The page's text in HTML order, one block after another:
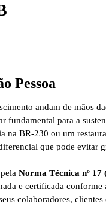
Pessoa
andam de mãos
fundamental para a
na BR-230 ou um
que pode evitar
Norma Técnica nº 17
e certificada conforme
colaboradores, clientes